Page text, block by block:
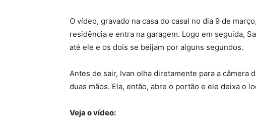
O vídeo, gravado na casa do casal no dia 9 de
residência e entra na garagem. Logo em seguida,
até ele e os dois se beijam por alguns segundos.
Antes de sair, Ivan olha diretamente para a câmera
duas mãos. Ela, então, abre o portão e ele deixa o
Veja o vídeo: